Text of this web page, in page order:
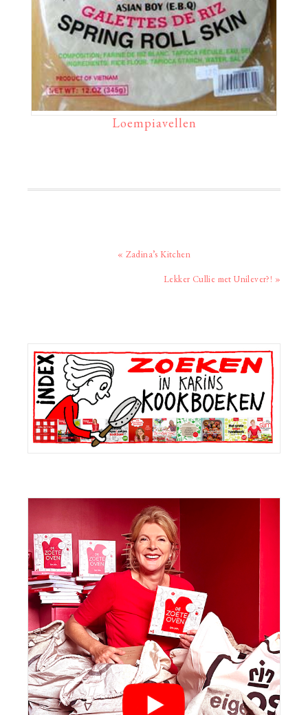
Loempiavellen
Vorig
« Zadina’s Kitchen
Volgend
Lekker Cullie met Unilever?! »
Primaire
Sidebar